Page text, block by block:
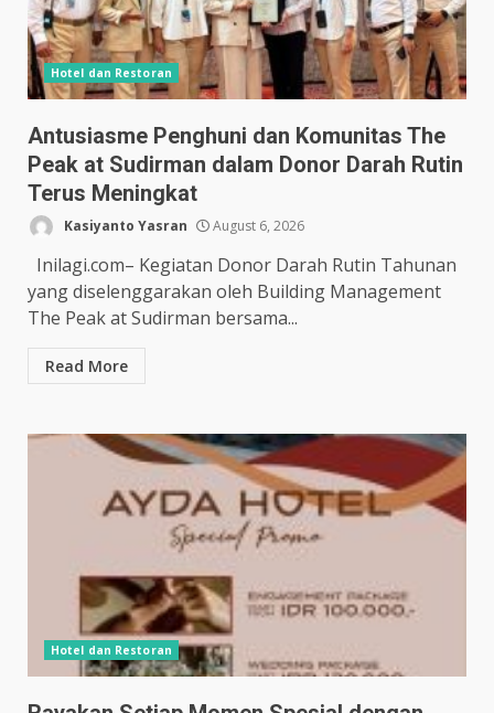
Hotel dan Restoran
Antusiasme Penghuni dan Komunitas The
Peak at Sudirman dalam Donor Darah Rutin
Terus Meningkat
Kasiyanto Yasran August 6, 2026
Inilagi.com– Kegiatan Donor Darah Rutin Tahunan
yang diselenggarakan oleh Building Management
The Peak at Sudirman bersama...
Read More
Hotel dan Restoran